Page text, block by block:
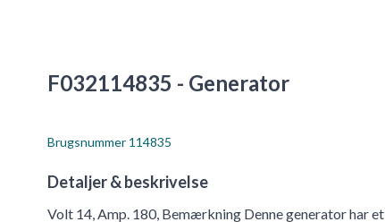
F032114835 - Generator
Brugsnummer 114835
Detaljer & beskrivelse
Volt 14, Amp. 180, Bemærkning Denne generator har